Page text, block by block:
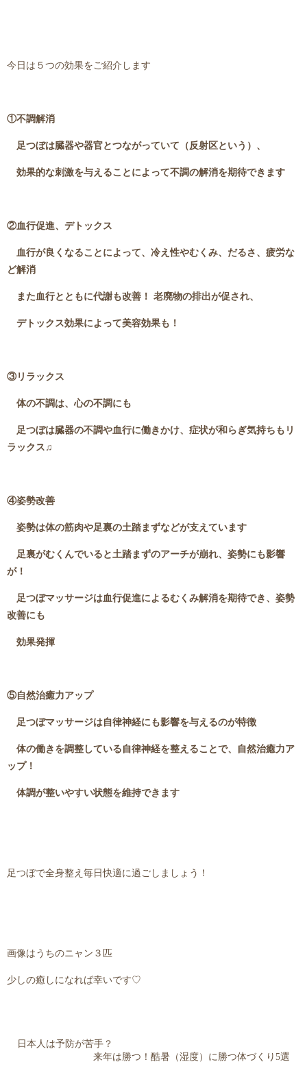
今日は５つの効果をご紹介します
①不調解消
足つぼは臓器や器官とつながっていて（反射区という）、
効果的な刺激を与えることによって不調の解消を期待できます
②血行促進、デトックス
血行が良くなることによって、冷え性やむくみ、 だるさ、疲労な
ど解消
また血行とともに代謝も改善！ 老廃物の排出が促され、
デトックス効果によって美容効果も！
③リラックス
体の不調は、心の不調にも
足つぼは臓器の不調や血行に働きかけ、症状が和らぎ気持ちもリ
ラックス♫
④姿勢改善
姿勢は体の筋肉や足裏の土踏まずなどが支えています
足裏がむくんでいると土踏まずのアーチが崩れ、姿勢にも影響
が！
足つぼマッサージは血行促進によるむくみ解消を期待でき、姿勢
改善にも
効果発揮
⑤自然治癒力アップ
足つぼマッサージは自律神経にも影響を与えるのが特徴
体の働きを調整している自律神経を整えることで、自然治癒力ア
ップ！
体調が整いやすい状態を維持できます
足つぼで全身整え毎日快適に過ごしましょう！
画像はうちのニャン３匹
少しの癒しになれば幸いです♡
日本人は予防が苦手？
来年は勝つ！酷暑（湿度）に勝つ体づくり5選